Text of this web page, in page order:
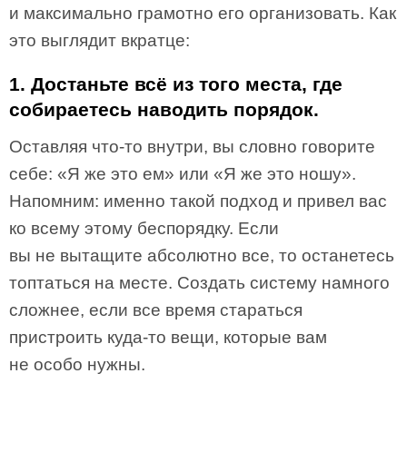
и максимально грамотно его организовать. Как
это выглядит вкратце:
1. Достаньте всё из того места, где
собираетесь наводить порядок.
Оставляя что-то внутри, вы словно говорите
себе: «Я же это ем» или «Я же это ношу».
Напомним: именно такой подход и привел вас
ко всему этому беспорядку. Если
вы не вытащите абсолютно все, то останетесь
топтаться на месте. Создать систему намного
сложнее, если все время стараться
пристроить куда-то вещи, которые вам
не особо нужны.